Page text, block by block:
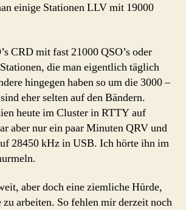
einige Stationen LLV mit 19000
CRD mit fast 21000 QSO’s oder
die man eigentlich täglich
hingegen haben so um die 3000 –
eher selten auf den Bändern.
heute im Cluster in RTTY auf
aber nur ein paar Minuten QRV und
28450 kHz in USB. Ich hörte ihn im
aber doch eine ziemliche Hürde,
arbeiten. So fehlen mir derzeit noch